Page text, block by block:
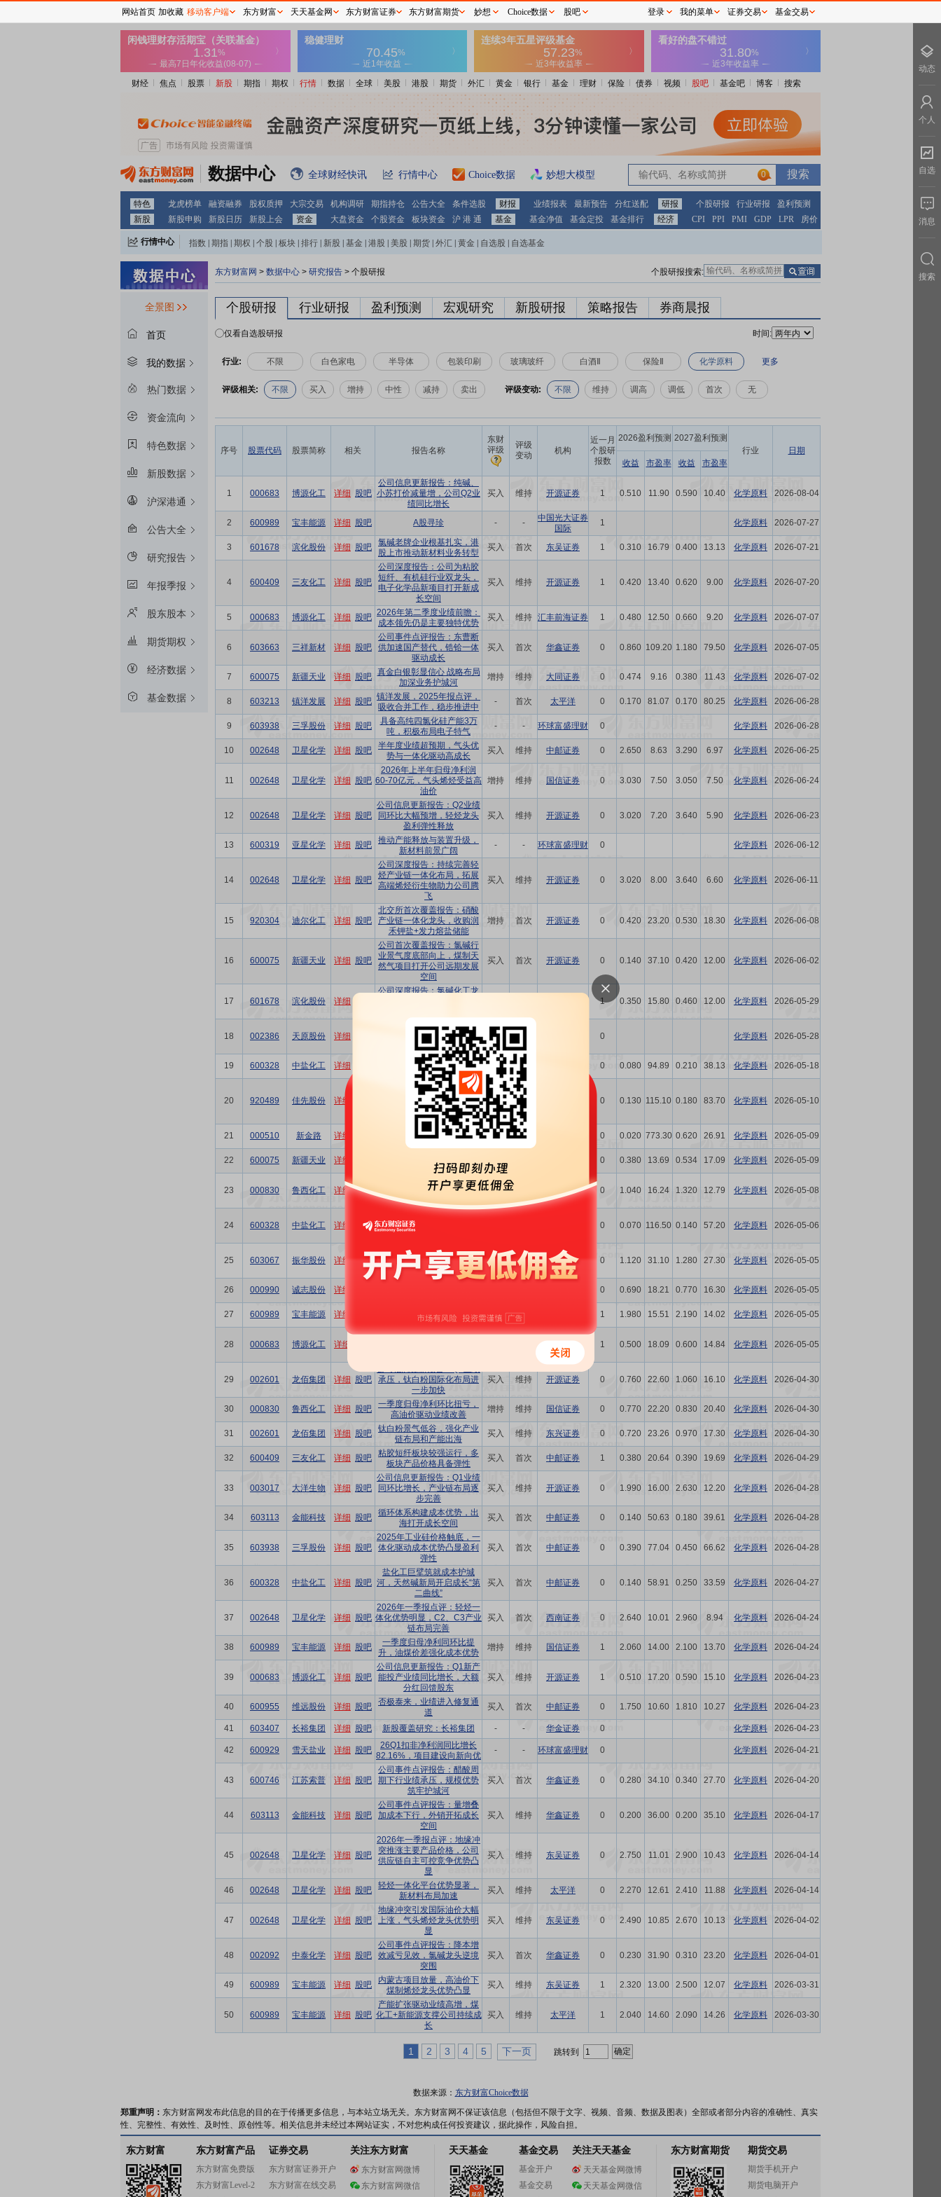
财经 焦点 股票 新股 期指 期权 行情 数据 全球 美股 港股 期货 外汇 黄金 银行 基金 理财 保险 债券 视频 股吧 基金吧 博客 搜索
数据中心 全球财经快讯 行情中心 Choice数据 妙想大模型 0
特色 龙虎榜单 融资融券 股权质押 大宗交易 机构调研 期指持仓 公告大全 条件选股 财报 业绩报表 最新预告 分红送配 研报 个股研报 行业研报
盈利预测
新股
新股申购 新股日历 新股上会 资金 大盘资金 个股资金 板块资金 沪 港 通 基金 基金净值 基金定投 基金排行 经济 CPI PPI PMI GDP LPR 房价
行情中心 指数 期指 期权 个股 板块 排行 新股 基金 港股 美股 期货 外汇 黄金 自选股 自选基金
全景图
首页
我的数据
热门数据
资金流向
特色数据
新股数据
沪深港通
公告大全
研究报告
年报季报
股东股本
期货期权
经济数据
基金数据
东方财富网 > 数据中心 > 研究报告 > 个股研报 个股研报搜索:
个股研报 行业研报 盈利预测 宏观研究 新股研报 策略报告 券商晨报
仅看自选股研报 时间:
行业: 不限 白色家电 半导体 包装印刷 玻璃玻纤 白酒Ⅱ 保险Ⅱ 化学原料 更多
评级相关: 不限 买入 增持 中性 减持 卖出 评级变动: 不限 维持 调高 调低 首次 无
序号 股票代码 股票简称 相关 报告名称
东财
评级
评级
变动
机构
近一月
个股研
报数
2026盈利预测 2027盈利预测
行业
日期
收益
市盈率 收益 市盈率
1 000683 博源化工 详细 股吧
公司信息更新报告：纯碱、
小苏打价减量增，公司Q2业
绩同比增长
买入 维持 开源证券 1 0.510 11.90 0.590 10.40 化学原料 2026-08-04
2 600989 宝丰能源 详细 股吧 A股寻珍 - -
中国光大证券
国际
1 化学原料 2026-07-27
3 601678 滨化股份 详细 股吧
氯碱老牌企业根基扎实，港
股上市推动新材料业务转型
买入 首次 东吴证券 1 0.310 16.79 0.400 13.13 化学原料 2026-07-21
4 600409 三友化工 详细 股吧
公司深度报告：公司为粘胶
短纤、有机硅行业双龙头，
电子化学品新项目打开新成
长空间
买入 维持 开源证券 1 0.420 13.40 0.620 9.00 化学原料 2026-07-20
5 000683 博源化工 详细 股吧 2026年第二季度业绩前瞻：
成本领先仍是主要独特优势
买入 维持 汇丰前海证券 1 0.480 12.50 0.660 9.20 化学原料 2026-07-07
6 603663 三祥新材 详细 股吧
公司事件点评报告：东曹断
供加速国产替代，锆铪一体
驱动成长
买入 首次 华鑫证券 0 0.860 109.20 1.180 79.50 化学原料 2026-07-05
7 600075 新疆天业 详细 股吧 真金白银彰显信心 战略布局
加深业务护城河
增持 维持 大同证券 0 0.474 9.16 0.380 11.43 化学原料 2026-07-02
8 603213 镇洋发展 详细 股吧 镇洋发展，2025年报点评，
吸收合并工作，稳步推进中
- 首次 太平洋 0 0.170 81.07 0.170 80.25 化学原料 2026-06-28
9 603938 三孚股份 详细 股吧
具备高纯四氯化硅产能3万
吨，积极布局电子特气
- - 环球富盛理财 0 化学原料 2026-06-28
10 002648 卫星化学 详细 股吧
半年度业绩超预期，气头优
势与一体化驱动高成长
买入 维持 中邮证券 0 2.650 8.63 3.290 6.97 化学原料 2026-06-25
11 002648 卫星化学 详细 股吧
2026年上半年归母净利润
60-70亿元，气头烯烃受益高
油价
增持 维持 国信证券 0 3.030 7.50 3.050 7.50 化学原料 2026-06-24
12 002648 卫星化学 详细 股吧
公司信息更新报告：Q2业绩
同环比大幅预增，轻烃龙头
盈利弹性释放
买入 维持 开源证券 0 3.020 7.20 3.640 5.90 化学原料 2026-06-23
13 600319 亚星化学 详细 股吧
推动产能释放与装置升级，
新材料前景广阔
- - 环球富盛理财 0 化学原料 2026-06-12
14 002648 卫星化学 详细 股吧
公司深度报告：持续完善轻
烃产业链一体化布局，拓展
高端烯烃衍生物助力公司腾
飞
买入 维持 开源证券 0 3.020 8.00 3.640 6.60 化学原料 2026-06-11
15 920304 迪尔化工 详细 股吧
北交所首次覆盖报告：硝酸
产业链一体化龙头，收购润
禾钾盐+发力熔盐储能
增持 首次 开源证券 0 0.420 23.20 0.530 18.30 化学原料 2026-06-08
16 600075 新疆天业 详细 股吧
公司首次覆盖报告：氯碱行
业景气度底部向上，煤制天
然气项目打开公司远期发展
空间
买入 首次 开源证券 0 0.140 37.10 0.420 12.00 化学原料 2026-06-02
17 601678 滨化股份 详细
公司深度报告：氯碱化工龙
1 0.350 15.80 0.460 12.00 化学原料 2026-05-29
18 002386 天原股份 详细
西南最大的优势氯碱企业，
加快打造“氯-钛-磷-铁-锂”一
体化产业链
- 0 化学原料 2026-05-28
19 600328 中盐化工 详细
500万吨天然碱项目开启战
略新篇章
买入 维持 0 0.080 94.89 0.210 38.13 化学原料 2026-05-18
20 920489 佳先股份 详细
北交所信息更新：二期光刻
胶项目有望2026年底建成，
PVC助剂提价有望实现盈利
修复
增持 维持 0 0.130 115.10 0.180 83.70 化学原料 2026-05-10
21 000510 新金路 详细
氯碱主业承压，栗木矿业进
度符合预期
增持 维持 0 0.020 773.30 0.620 26.91 化学原料 2026-05-09
22 600075 新疆天业 详细
+优化”推动预期向好
增持 0 0.380 13.69 0.534 17.09 化学原料 2026-05-09
23 000830 鲁西化工 详细 股吧
2025年年报及2026一季报点
评：业绩符合预期，一季度
净利润增速转正
买入 中邮证券 0 1.040 16.24 1.320 12.79 化学原料 2026-05-08
24 600328 中盐化工 详细 股吧
公司信息更新报告：联碱装
置拖累业绩，吉兰泰天然碱
0 0.070 116.50 0.140 57.20 化学原料 2026-05-06
25 603067 振华股份 详细 股吧
公司信息更新报告：Q1业绩
同比增长，看好铬盐产业链
景气度整体提升
买入 维持 开源证券 0 1.120 31.10 1.280 27.30 化学原料 2026-05-05
26 000990 诚志股份 详细 0 0.690 18.21 0.770 16.30 化学原料 2026-05-05
27 600989 宝丰能源 详细
母净利润同比增长50.23%
买入 - 1 1.980 15.51 2.190 14.02 化学原料 2026-05-05
28 000683 博源化工 详细
26Q1归母净利润同比增长
环球富盛理财 1 0.500 18.09 0.600 14.84 化学原料 2026-05-05
29 002601 龙佰集团 详细 股吧
承压，钛白粉国际化布局进
一步加快
买入 维持 开源证券 0 0.760 22.60 1.060 16.10 化学原料 2026-04-30
30 000830 鲁西化工 详细 股吧
一季度归母净利环比扭亏，
高油价驱动业绩改善
增持 维持 国信证券 0 0.770 22.20 0.830 20.40 化学原料 2026-04-30
31 002601 龙佰集团 详细 股吧
钛白粉景气低谷，强化产业
链布局和产能出海
买入 维持 东兴证券 0 0.720 23.26 0.970 17.30 化学原料 2026-04-30
32 600409 三友化工 详细 股吧
粘胶短纤板块较强运行，多
板块产品价格具备弹性
买入 首次 中邮证券 1 0.380 20.64 0.390 19.69 化学原料 2026-04-29
33 003017 大洋生物 详细 股吧
公司信息更新报告：Q1业绩
同环比增长，产业链布局逐
步完善
买入 维持 开源证券 0 1.990 16.00 2.630 12.20 化学原料 2026-04-28
34 603113 金能科技 详细 股吧
循环体系构建成本优势，出
海打开成长空间
买入 首次 中邮证券 0 0.140 50.63 0.180 39.61 化学原料 2026-04-28
35 603938 三孚股份 详细 股吧
2025年工业硅价格触底，一
体化驱动成本优势凸显盈利
弹性
买入 首次 中邮证券 0 0.390 77.04 0.450 66.62 化学原料 2026-04-28
36 600328 中盐化工 详细 股吧
盐化工巨擘筑就成本护城
河，天然碱新局开启成长“第
二曲线”
买入 首次 中邮证券 0 0.140 58.91 0.250 33.59 化学原料 2026-04-27
37 002648 卫星化学 详细 股吧
2026年一季报点评：轻烃一
体化优势明显，C2、C3产业
链布局完善
买入 首次 西南证券 0 2.640 10.01 2.960 8.94 化学原料 2026-04-24
38 600989 宝丰能源 详细 股吧
一季度归母净利同环比提
升，油煤价差强化成本优势
增持 维持 国信证券 1 2.060 14.00 2.100 13.70 化学原料 2026-04-24
39 000683 博源化工 详细 股吧
公司信息更新报告：Q1新产
能投产业绩同比增长，大额
分红回馈股东
买入 维持 开源证券 1 0.510 17.20 0.590 15.10 化学原料 2026-04-23
40 600955 维远股份 详细 股吧
否极泰来，业绩进入修复通
道
买入 首次 中邮证券 0 1.750 10.60 1.810 10.27 化学原料 2026-04-23
41 603407 长裕集团 详细 股吧 新股覆盖研究：长裕集团 - - 华金证券 0 化学原料 2026-04-23
42 600929 雪天盐业 详细 股吧
26Q1扣非净利润同比增长
82.16%，项目建设向新向优
- - 环球富盛理财 0 化学原料 2026-04-21
43 600746 江苏索普 详细 股吧
公司事件点评报告：醋酸周
期下行业绩承压，规模优势
筑牢护城河
买入 首次 华鑫证券 0 0.280 34.10 0.340 27.70 化学原料 2026-04-20
44 603113 金能科技 详细 股吧
公司事件点评报告：量增叠
加成本下行，外销开拓成长
空间
买入 维持 华鑫证券 0 0.200 36.00 0.200 35.10 化学原料 2026-04-17
45 002648 卫星化学 详细 股吧
2026年一季报点评：地缘冲
突推涨主要产品价格，公司
供应链自主可控竞争优势凸
显
买入 维持 东吴证券 0 2.750 11.01 2.900 10.43 化学原料 2026-04-14
46 002648 卫星化学 详细 股吧
轻烃一体化平台优势显著，
新材料布局加速
买入 维持 太平洋 0 2.270 12.61 2.410 11.88 化学原料 2026-04-14
47 002648 卫星化学 详细 股吧
地缘冲突引发国际油价大幅
上涨，气头烯烃龙头优势明
显
买入 维持 东吴证券 0 2.490 10.85 2.670 10.13 化学原料 2026-04-02
48 002092 中泰化学 详细 股吧
公司事件点评报告：降本增
效减亏见效，氯碱龙头逆境
突围
买入 首次 华鑫证券 0 0.230 31.90 0.310 23.20 化学原料 2026-04-01
49 600989 宝丰能源 详细 股吧
内蒙古项目放量，高油价下
煤制烯烃龙头优势凸显
买入 维持 东吴证券 1 2.320 13.00 2.500 12.07 化学原料 2026-03-31
50 600989 宝丰能源 详细 股吧
产能扩张驱动业绩高增，煤
化工+新能源支撑公司持续成
长
买入 维持 太平洋 1 2.040 14.60 2.090 14.26 化学原料 2026-03-30
1 2 3 4 5 下一页 跳转到
数据来源： 东方财富Choice数据
郑重声明： 东方财富网发布此信息的目的在于传播更多信息，与本站立场无关。东方财富网不保证该信息（包括但不限于文字、视频、音频、数据及图表）全部或者部分内容的准确性、真实
性、完整性、有效性、及时性、原创性等。相关信息并未经过本网站证实，不对您构成任何投资建议，据此操作，风险自担。
东方财富 东方财富产品
东方财富免费版
东方财富Level-2
证券交易
东方财富证券开户
东方财富在线交易
关注东方财富
东方财富网微博
东方财富网微信
天天基金 基金交易
基金开户
基金交易
关注天天基金
天天基金网微博
天天基金网微信
东方财富期货 期货交易
期货手机开户
期货电脑开户
网站首页 加收藏 移动客户端 东方财富 天天基金网 东方财富证券 东方财富期货 妙想 Choice数据 股吧 登录 我的菜单 证券交易 基金交易
动态
个人
自选
消息
搜索